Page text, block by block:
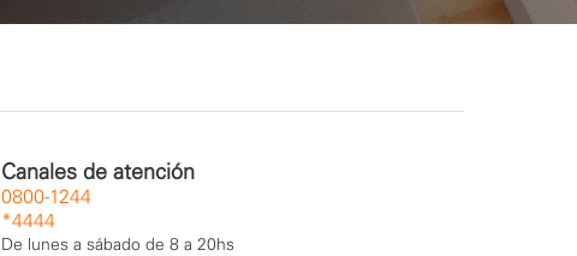
Canales de atención
0800-1244
*4444
De lunes a sábado de 8 a 20hs